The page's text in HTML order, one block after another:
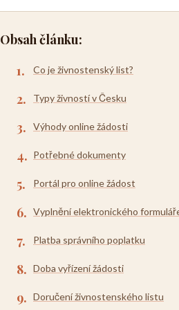
Obsah článku:
Co je živnostenský list?
Typy živností v Česku
Výhody online žádosti
Potřebné dokumenty
Portál pro online žádost
Vyplnění elektronického
Platba správního poplatku
Doba vyřízení žádosti
Doručení živnostenského listu